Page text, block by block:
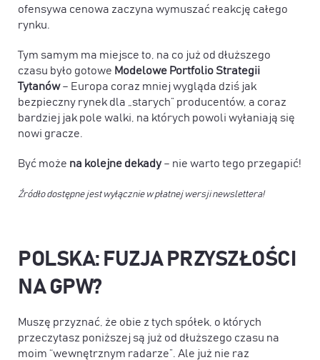
ofensywa cenowa zaczyna wymuszać reakcję całego
rynku.
Tym samym ma miejsce to, na co już od dłuższego
czasu było gotowe Modelowe Portfolio Strategii
Tytanów– Europa coraz mniej wygląda dziś jak
bezpieczny rynek dla „starych” producentów, a coraz
bardziej jak pole walki, na których powoli wyłaniają się
nowi gracze.
Być może na kolejne dekady– nie warto tego przegapić!
Źródło dostępne jest wyłącznie w płatnej wersji newslettera!
POLSKA: FUZJA PRZYSZŁOŚCI
NA GPW?
Muszę przyznać, że obie z tych spółek, o których
przeczytasz poniższej są już od dłuższego czasu na
moim “wewnętrznym radarze”. Ale już nie raz